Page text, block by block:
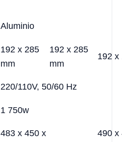
Aluminio
192 x 285
mm
192 x 285
mm
192 x
220/110V, 50/60 Hz
1 750w
483 x 450 x
490